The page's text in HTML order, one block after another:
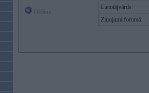
Lietotājvārds:
Ziņojumi forumā: